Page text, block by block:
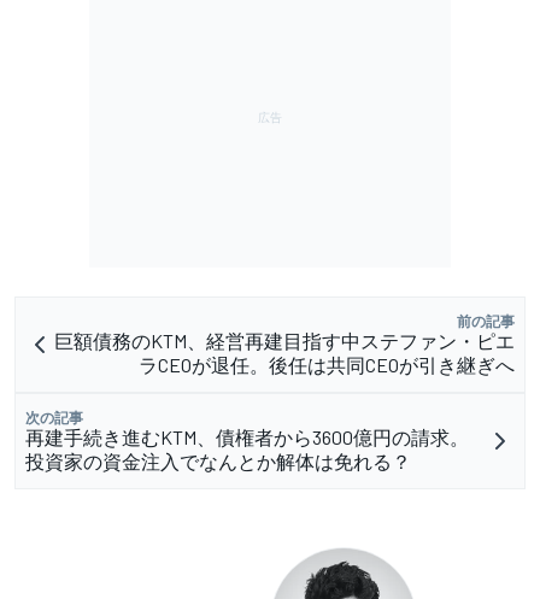
前の記事
巨額債務のKTM、経営再建目指す中ステファン・ピエ
ラCEOが退任。後任は共同CEOが引き継ぎへ
次の記事
再建手続き進むKTM、債権者から3600億円の請求。
投資家の資金注入でなんとか解体は免れる？